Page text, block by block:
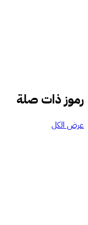
رموز ذات صلة
عرض الكل